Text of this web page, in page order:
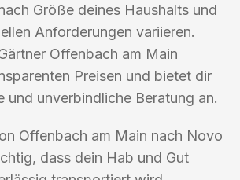
Größe deines Haushalts und
Anforderungen variieren.
Offenbach am Main
Preisen und bietet dir
und unverbindliche Beratung an.
Offenbach am Main nach Novo
dass dein Hab und Gut